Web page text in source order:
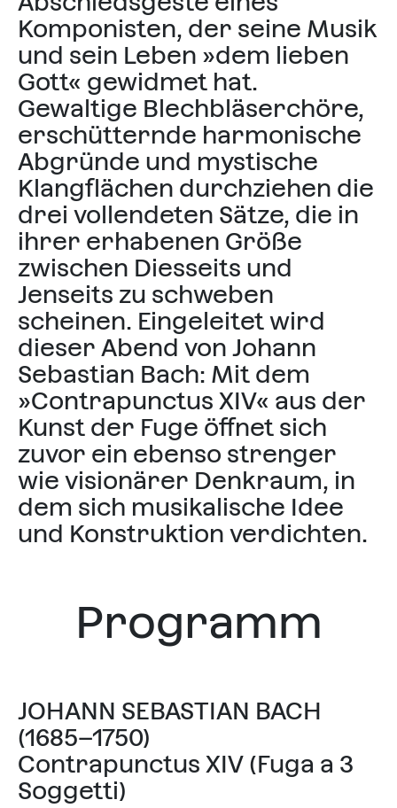
Komponisten, der seine Musik
und sein Leben »dem lieben
Gott« gewidmet hat.
Gewaltige Blechbläserchöre,
erschütternde harmonische
Abgründe und mystische
Klangflächen durchziehen die
drei vollendeten Sätze, die in
ihrer erhabenen Größe
zwischen Diesseits und
Jenseits zu schweben
scheinen. Eingeleitet wird
dieser Abend von Johann
Sebastian Bach: Mit dem
»Contrapunctus XIV« aus der
Kunst der Fuge öffnet sich
zuvor ein ebenso strenger
wie visionärer Denkraum, in
dem sich musikalische Idee
und Konstruktion verdichten.
Programm
JOHANN SEBASTIAN BACH
(1685–1750)
Contrapunctus XIV (Fuga a 3
Soggetti)